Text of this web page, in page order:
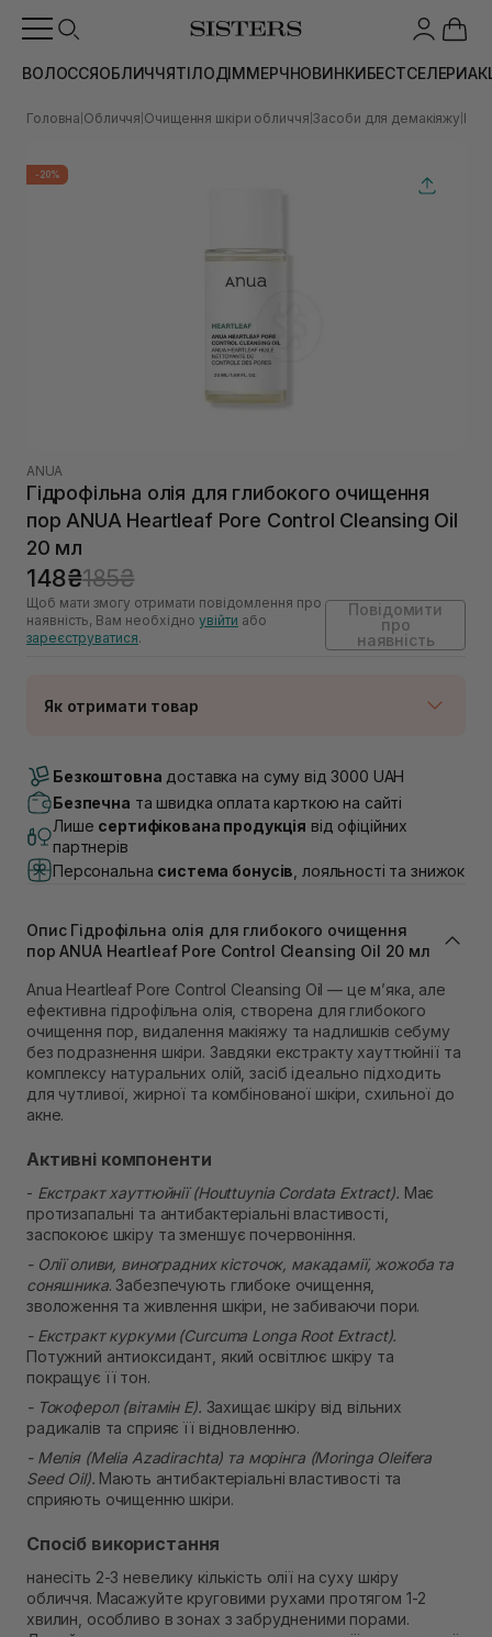
ВОЛОССЯОБЛИЧЧЯТІЛОДІММЕРЧНОВИНКИБЕСТСЕЛЕРИ
Головна Обличчя Очищення шкіри обличчя Засоби для демакіяжу
-20%
ANUA
Гідрофільна олія для глибокого очищення
пор ANUA Heartleaf Pore Control Cleansing Oil
20 мл
148₴185₴
Щоб мати змогу отримати повідомлення про
наявність, Вам необхідно увійти або
зареєструватися.
Повідомити
про
наявність
Як отримати товар
Немає в наявності!
Немає в наявності!
Самовивіз м. Львів, вул. Академіка Підстригача, 1В
(Duck’s Lake)
Немає в наявності!
Самовивіз м. Львів, вул. Степана Бандери 45
Немає в наявності!
Самовивіз м. Рівне, вул. 16-го Липня, 15
Немає в наявності!
Самовивіз м. Рівне, вул. Кулика і Гудачека 23 (ТЦ
Екватор)
Немає в наявності!
Безкоштовна доставка на суму від 3000 UAH
Безпечна та швидка оплата карткою на сайті
Лише сертифікована продукція від офіційних
партнерів
Персональна система бонусів , лояльності та знижок
Опис Гідрофільна олія для глибокого очищення
пор ANUA Heartleaf Pore Control Cleansing Oil 20 мл
Anua Heartleaf Pore Control Cleansing Oil — це м’яка, але
ефективна гідрофільна олія, створена для глибокого
очищення пор, видалення макіяжу та надлишків себуму
без подразнення шкіри. Завдяки екстракту хауттюйнії та
комплексу натуральних олій, засіб ідеально підходить
для чутливої, жирної та комбінованої шкіри, схильної до
акне.
Активні компоненти
- Екстракт хауттюйнії (Houttuynia Cordata Extract). Має
протизапальні та антибактеріальні властивості,
заспокоює шкіру та зменшує почервоніння.
- Олії оливи, виноградних кісточок, макадамії, жожоба та
соняшника. Забезпечують глибоке очищення,
зволоження та живлення шкіри, не забиваючи пори.
- Екстракт куркуми (Curcuma Longa Root Extract).
Потужний антиоксидант, який освітлює шкіру та
покращує її тон.
- Токоферол (вітамін E). Захищає шкіру від вільних
радикалів та сприяє її відновленню.
- Мелія (Melia Azadirachta) та морінга (Moringa Oleifera
Seed Oil). Мають антибактеріальні властивості та
сприяють очищенню шкіри.
Спосіб використання
нанесіть 2-3 невелику кількість олії на суху шкіру
обличчя.​ Масажуйте круговими рухами протягом 1-2
хвилин, особливо в зонах з забрудненими порами.